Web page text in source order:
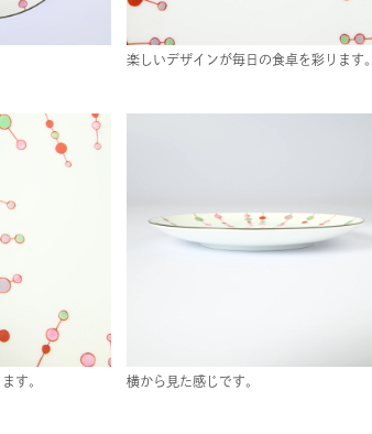
楽しいデザインが毎日の食卓を彩ります。
す。 横から見た感じです。